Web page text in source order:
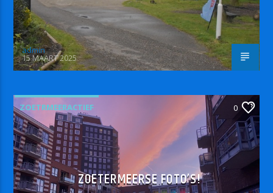
admin
15 MAART 2025
ZOETRMEERACTIEF 0
ZOETERMEERSE FOTO’S!